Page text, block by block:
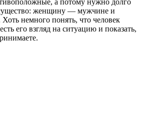
существо: женщину — мужчине и
немного понять, что человек
его взгляд на ситуацию и показать,